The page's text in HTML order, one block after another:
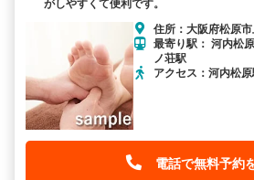
がしやすくて便利です。
住所：大阪府松原
最寄り駅： 河内松
ノ荘駅
アクセス：河内松
電話で無料予約